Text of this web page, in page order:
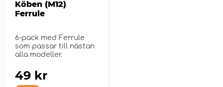
Köben (M12)
Ferrule
6-pack med Ferrule
som passar till nästan
alla modeller.
49 kr